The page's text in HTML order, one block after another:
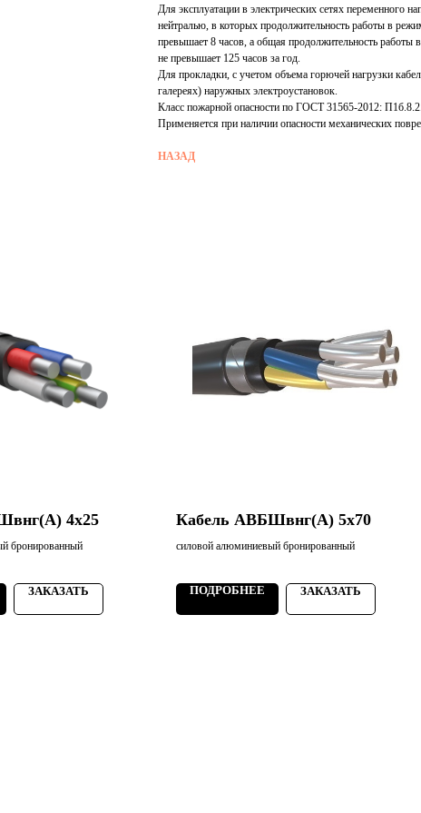
Для эксплуатации в электрических сетях переменного
нейтралью, в которых продолжительность работы в
превышает 8 часов, а общая продолжительность
не превышает 125 часов за год.
Для прокладки, с учетом объема горючей нагрузки
галереях) наружных электроустановок.
Класс пожарной опасности по ГОСТ 31565-2012:
Применяется при наличии опасности механических
НАЗАД
4х25
бронированный
ЗАКАЗАТЬ
Кабель АВБШвнг(А) 5х70
силовой алюминиевый бронированный
ПОДРОБНЕЕ ЗАКАЗАТЬ